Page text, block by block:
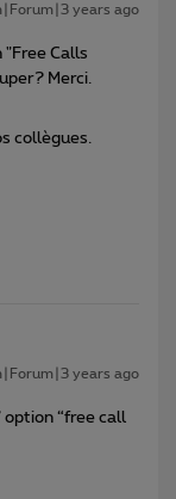
years ago
Calls
Merci.
collègues.
years ago
option “free call